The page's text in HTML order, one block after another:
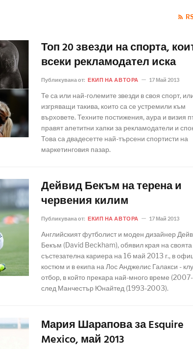
Топ 20 звезди на спорта,
всеки рекламодател иска
Публикувана от: ЕКИП НА АВТОРА 17 Май 2013
Те са или най-големите звезди в своя спорт,
изгряващи такива, които са се устремили към
върховете. Техните постижения, аура и визия
правят апетитни хапки за рекламодатели и
Това са двадесетте най-търсени спортисти на
маркетинговия пазар.
Дейвид Бекъм на терена и
червения килим
Публикувана от: ЕКИП НА АВТОРА 17 Май 2013
Английският футболист и моден дизайнер
Бекъм (David Beckham), обявил края на своята
състезателна кариера на 16 май 2013 г., в
костюм и в екипа на Лос Анджелис Галакси -
отбор, в който прекара най-много време
след Манчестър Юнайтед (1993-2003).
Мария Шарапова за Esquire
Mexico, май 2013